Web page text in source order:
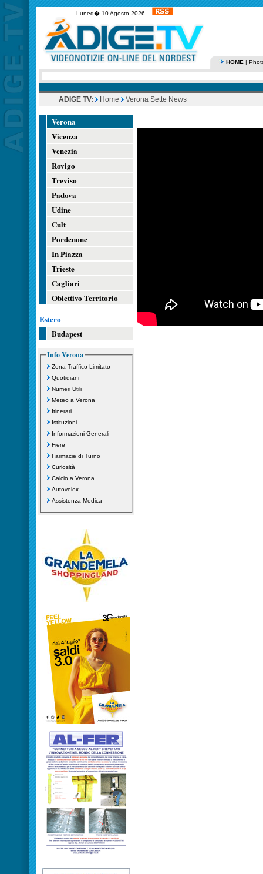
Luned� 10 Agosto 2026
HOME |
ADIGE TV: Home Verona Sette News
Verona
Vicenza
Venezia
Rovigo
Treviso
Padova
Udine
Cult
Pordenone
In Piazza
Trieste
Cagliari
Obiettivo Territorio
Estero
Budapest
Info Verona
Zona Traffico Limitato
Quotidiani
Numeri Utili
Meteo a Verona
Itinerari
Istituzioni
Informazioni Generali
Fiere
Farmacie di Turno
Curiosità
Calcio a Verona
Autovelox
Assistenza Medica